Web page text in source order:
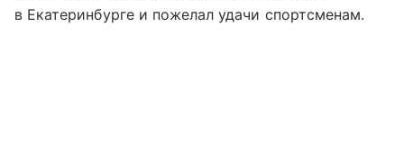
в Екатеринбурге и пожелал удачи спортсменам.